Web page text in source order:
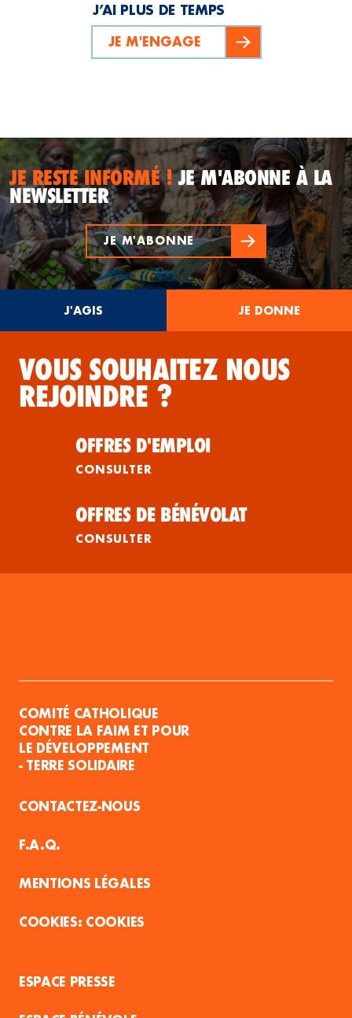
J’AI PLUS DE TEMPS
JE M'ENGAGE
JE RESTE INFORMÉ !JE M'ABONNE À LA
NEWSLETTER
JE M'ABONNE
J'AGIS JE DONNE
VOUS SOUHAITEZ NOUS
REJOINDRE ?
OFFRES D'EMPLOI
CONSULTER
OFFRES DE BÉNÉVOLAT
CONSULTER
COMITÉ CATHOLIQUE
CONTRE LA FAIM ET POUR
LE DÉVELOPPEMENT
- TERRE SOLIDAIRE
CONTACTEZ-NOUS
F.A.Q.
MENTIONS LÉGALES
COOKIES
ESPACE PRESSE